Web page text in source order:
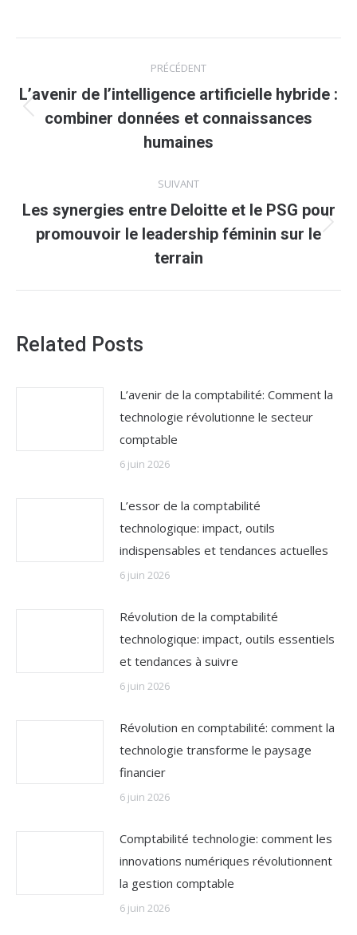
article
PRÉCÉDENT
Article
précédent
L’avenir de l’intelligence artificielle hybride :
combiner données et connaissances
humaines
SUIVANT
Article
suivant
Les synergies entre Deloitte et le PSG pour
promouvoir le leadership féminin sur le
terrain
Related Posts
L’avenir de la comptabilité: Comment la
technologie révolutionne le secteur
comptable
6 juin 2026
L’essor de la comptabilité
technologique: impact, outils
indispensables et tendances actuelles
6 juin 2026
Révolution de la comptabilité
technologique: impact, outils essentiels
et tendances à suivre
6 juin 2026
Révolution en comptabilité: comment la
technologie transforme le paysage
financier
6 juin 2026
Comptabilité technologie: comment les
innovations numériques révolutionnent
la gestion comptable
6 juin 2026